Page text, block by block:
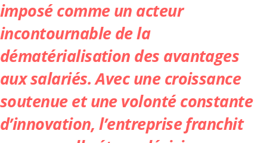
imposé comme un acteur
incontournable de la
dématérialisation des avantages
aux salariés. Avec une croissance
soutenue et une volonté constante
d’innovation, l’entreprise franchit